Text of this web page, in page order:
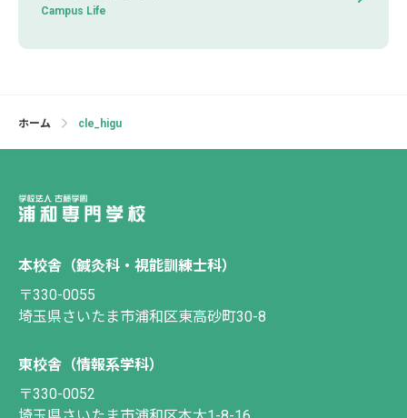
Campus Life
ホーム cle_higu
本校舎（鍼灸科・視能訓練士科）
〒330-0055
埼玉県さいたま市浦和区東高砂町30-8
東校舎（情報系学科）
〒330-0052